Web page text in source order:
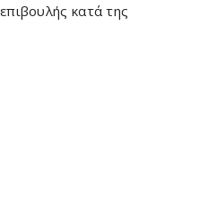
κατά της